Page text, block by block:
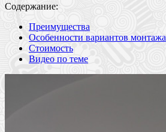
Содержание:
Преимущества
Особенности вариантов монтажа
Стоимость
Видео по теме